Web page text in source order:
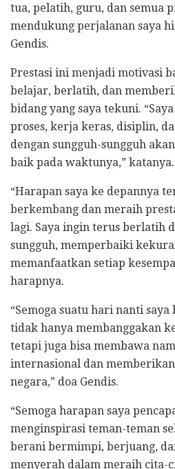
tua, pelatih, guru, dan semua
mendukung perjalanan saya
Gendis.
Prestasi ini menjadi motivasi
belajar, berlatih, dan
bidang yang saya tekuni.
proses, kerja keras, disiplin,
dengan sungguh-sungguh
baik pada waktunya,” katanya.
“Harapan saya ke depannya
berkembang dan meraih
lagi. Saya ingin terus berlatih
sungguh, memperbaiki
memanfaatkan setiap
harapnya.
“Semoga suatu hari nanti
tidak hanya membanggakan
tetapi juga bisa membawa
internasional dan
negara,” doa Gendis.
“Semoga harapan saya
menginspirasi teman-teman
berani bermimpi, berjuang,
menyerah dalam meraih cita-